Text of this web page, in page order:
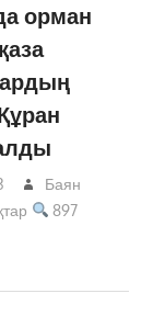
орман
Баян
897